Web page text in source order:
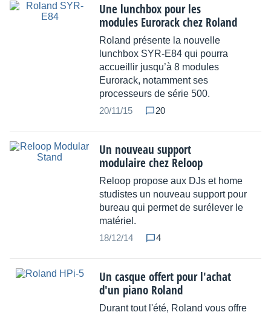
Une lunchbox pour les
modules Eurorack chez Roland
Roland présente la nouvelle
lunchbox SYR-E84 qui pourra
accueillir jusqu’à 8 modules
Eurorack, notamment ses
processeurs de série 500.
20/11/15
20
Un nouveau support
modulaire chez Reloop
Reloop propose aux DJs et home
studistes un nouveau support pour
bureau qui permet de surélever le
matériel.
18/12/14
4
Un casque offert pour l'achat
d'un piano Roland
Durant tout l'été, Roland vous offre